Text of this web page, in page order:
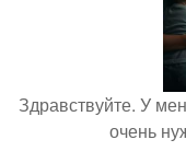
Здравствуйте. У
очень